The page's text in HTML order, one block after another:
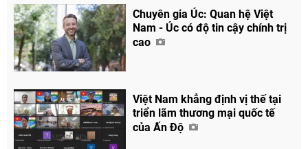
Chuyên gia Úc: Quan hệ Việt
Nam - Úc có độ tin cậy chính trị
cao
Việt Nam khẳng định vị thế tại
triển lãm thương mại quốc tế
của Ấn Độ